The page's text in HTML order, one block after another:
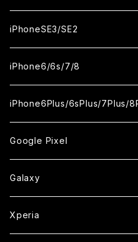
セラミックフィルム
セラミックフィルム
ガラスフィルム
セラミックフィルム
セラミックフィルム
ガラスフィルム
セラミックフィルム
セラミックフィルム
ガラスフィルム
セラミックフィルム
iPhone12ProMax
ガラスフィルム
セラミックフィルム
ガラスフィルム
セラミックフィルム
iPhone11Pro
ガラスフィルム
セラミックフィルム
iPhone11Pro Max
ガラスフィルム
セラミックフィルム
iPhoneX
ガラスフィルム
セラミックフィルム
iPhoneXS
ガラスフィルム
セラミックフィルム
iPhoneXR
ガラスフィルム
セラミックフィルム
iPhoneXSMax
ガラスフィルム
セラミックフィルム
iPhoneSE3/SE2
iPhoneSE3
ガラスフィルム
ケース
iPhoneSE2
ガラスフィルム
ケース
iPhone6/6s/7/8
iPhone8
ガラスフィルム
セラミックフィルム
iPhone7
ガラスフィルム
セラミックフィルム
iPhone6s
ガラスフィルム
iPhone6
iPhone6Plus/6sPlus/7Plus/
iPhone6Plus
ガラスフィルム
ケース
iPhone6sPlus
ガラスフィルム
iPhone7Plus
Google Pixel
ガラスフィルム
セラミックフィルム
Galaxy
ガラスフィルム
Xperia